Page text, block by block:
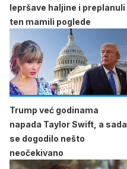
lepršave haljine i preplanuli
ten mamili poglede
Trump već godinama
napada Taylor Swift, a sada
se dogodilo nešto
neočekivano